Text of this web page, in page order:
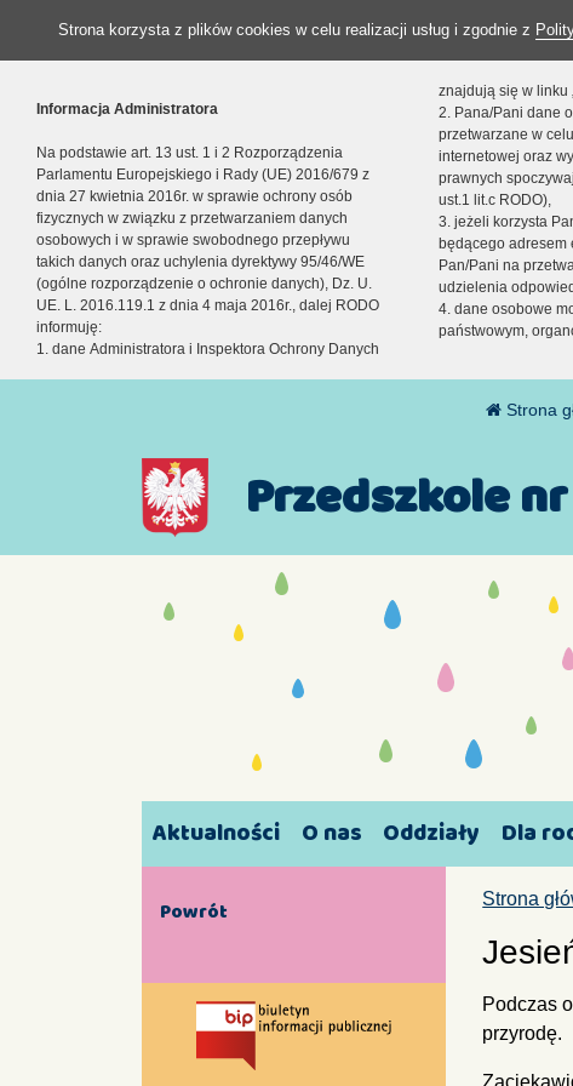
Strona korzysta z plików cookies w celu realizacji usług i zgodnie z
Informacja Administratora
Na podstawie art. 13 ust. 1 i 2 Rozporządzenia
Parlamentu Europejskiego i Rady (UE) 2016/679 z
dnia 27 kwietnia 2016r. w sprawie ochrony osób
fizycznych w związku z przetwarzaniem danych
osobowych i w sprawie swobodnego przepływu
takich danych oraz uchylenia dyrektywy 95/46/WE
(ogólne rozporządzenie o ochronie danych), Dz. U.
UE. L. 2016.119.1 z dnia 4 maja 2016r., dalej RODO
informuję:
1. dane Administratora i Inspektora Ochrony Danych
znajdują się w linku
2. Pana/Pani dane
przetwarzane w
internetowej oraz
prawnych
ust.1 lit.c RODO),
3. jeżeli korzysta
będącego adresem
Pan/Pani na
udzielenia
4. dane osobowe
państwowym,
Strona
Przedszkole
Aktualności O nas Oddziały Dla
Strona
Podczas
przyrodę.
Powrót